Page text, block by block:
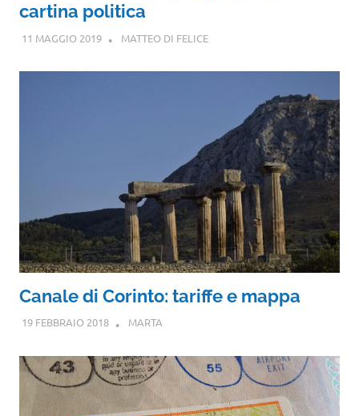
cartina politica
11 MAGGIO 2019 MATTEO DI FELICE
Canale di Corinto: tariffe e mappa
19 FEBBRAIO 2018 MARTA